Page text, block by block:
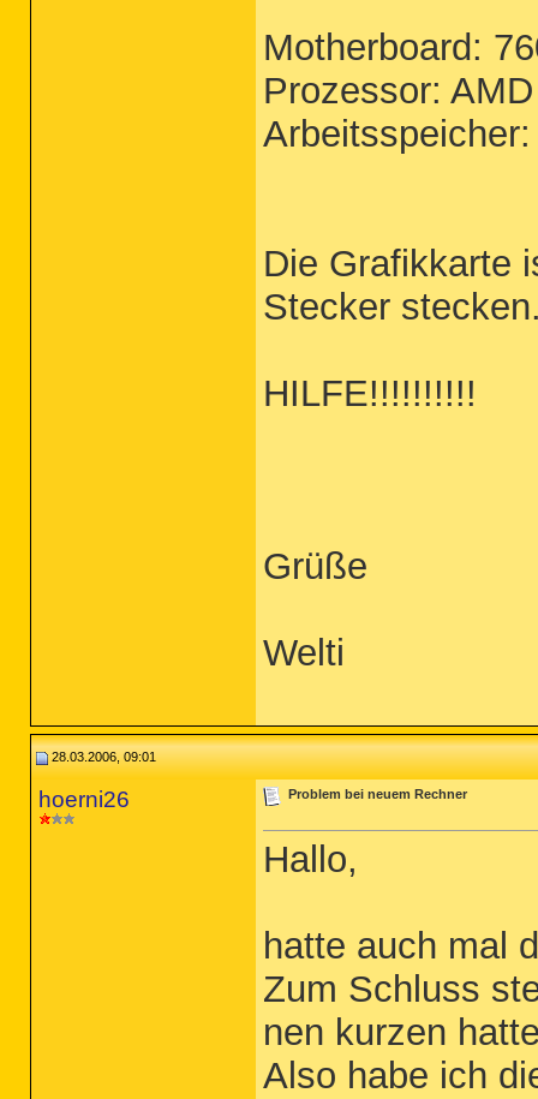
Motherboard:
Prozessor:
Die Grafikkarte
Stecker
HILFE!!!!!!!!!!
Grüße
Welti
28.03.2006, 09:01
hoerni26 Problem bei neuem Rechner
Hallo,
hatte auch mal
Zum Schluss
nen kurzen
Also habe ich